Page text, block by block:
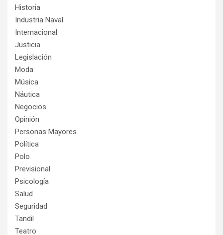
Historia
Industria Naval
Internacional
Justicia
Legislación
Moda
Música
Náutica
Negocios
Opinión
Personas Mayores
Política
Polo
Previsional
Psicología
Salud
Seguridad
Tandil
Teatro